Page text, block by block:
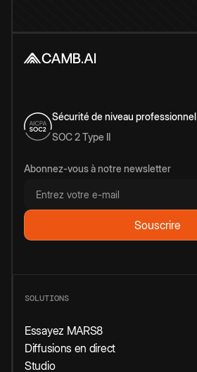
Sécurité de niveau professionnel
SOC 2 Type II
Abonnez-vous à notre newsletter
SOLUTIONS
Essayez MARS8
Diffusions en direct
Studio